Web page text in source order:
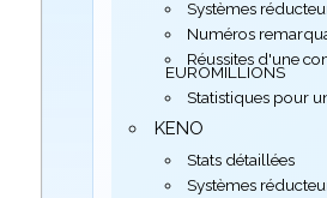
Systèmes
Numéros
Réussites d'une
EUROMILLIONS
Statistiques pour
KENO
Stats détaillées
Systèmes